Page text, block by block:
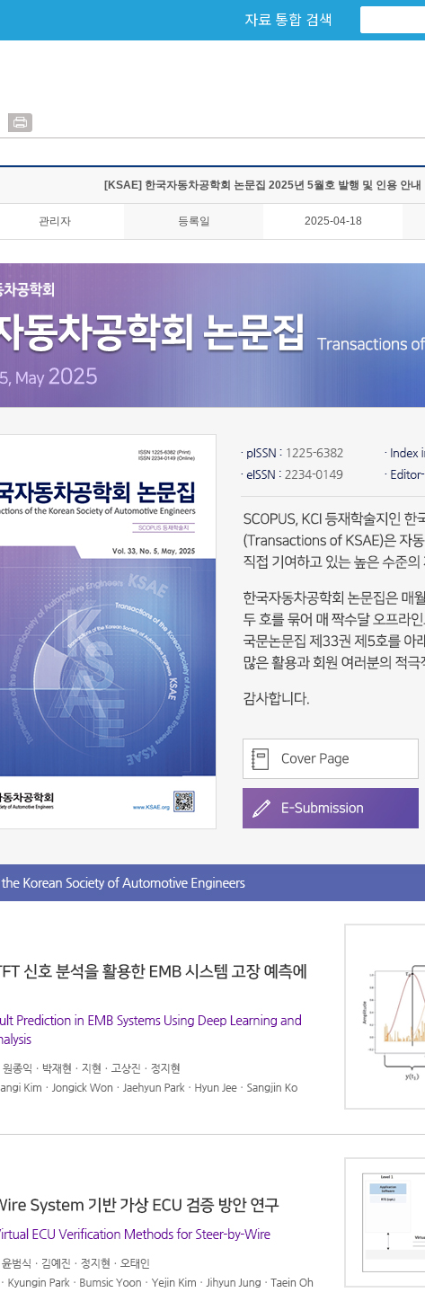
자료 통합 검색
[KSAE] 한국자동차공학회 논문집 2025년 5월호 발행 및 인용 안내
관리자 등록일 2025-04-18